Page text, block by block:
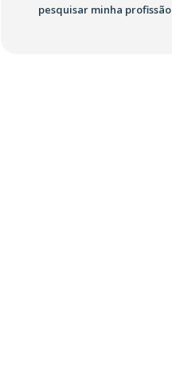
pesquisar minha profissão